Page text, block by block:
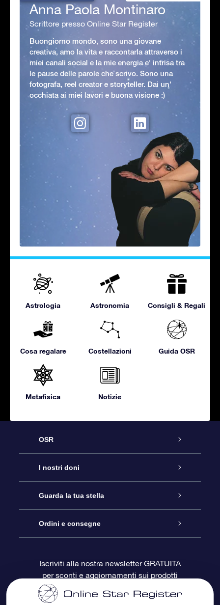
Anna Paola Montinaro
Scrittore presso Online Star Register
Buongiorno mondo, sono una giovane
creativa, amo la vita e raccontarla attraverso i
miei canali social e la mie energia e' intrisa tra
le pause delle parole che scrivo. Sono una
fotografa, reel creator e storyteller. Dai un'
occhiata ai miei lavori e buona visione :)
Astrologia Astronomia Consigli & Regali
Cosa regalare Costellazioni Guida OSR
Metafisica Notizie
OSR
Assistenza
Contattaci
Blog
OSR Recensioni
I nostri doni
Online Star Gift
Pacchetto regalo OSR
Gift Card OSR
Guarda la tua stella
Registro stellare
Star Page personalizzata
Ordini e consegne
Informazioni di Pagamento
Iscriviti alla nostra newsletter GRATUITA
per sconti e aggiornamenti sui prodotti